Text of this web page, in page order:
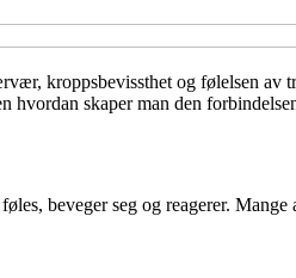
kroppsbevissthet og følelsen
skaper man den
beveger seg og reagerer.